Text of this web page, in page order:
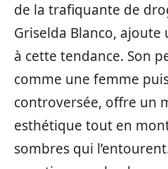
de la trafiquante de
Griselda Blanco, ajoute
à cette tendance. Son
comme une femme
controversée, offre un
esthétique tout en
sombres qui